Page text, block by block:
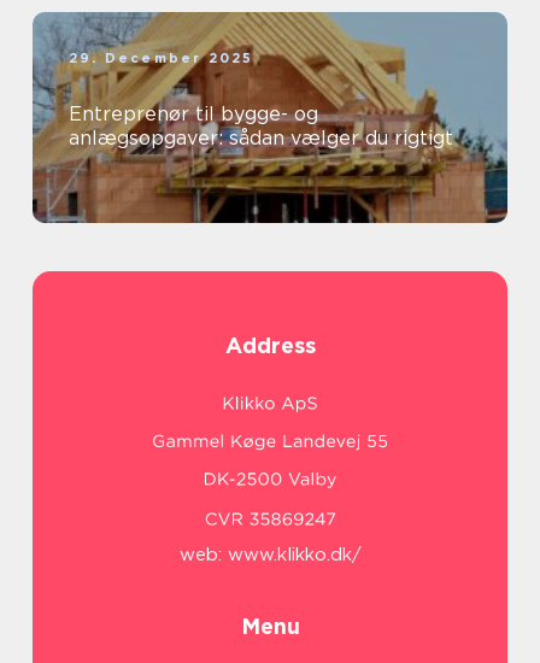
29. December 2025
Entreprenør til bygge- og
anlægsopgaver: sådan vælger du rigtigt
Address
web: www.klikko.dk/
Menu